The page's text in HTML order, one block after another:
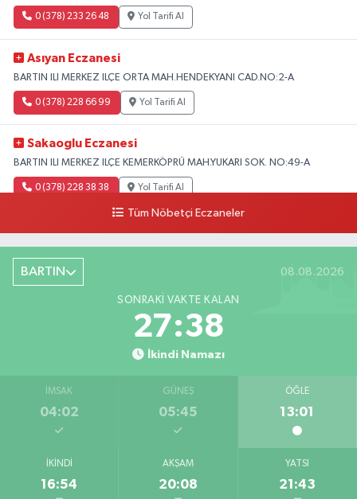
0 (378) 233 26 48 Yol Tarifi Al
Asıyan Eczanesi
BARTIN ILI MERKEZ ILÇE ORTA MAH.HENDEKYANI CAD.NO:2-A
0 (378) 228 66 99 Yol Tarifi Al
Sakaoglu Eczanesi
BARTIN ILI MERKEZ ILÇE KEMERKÖPRÜ MAH.YUKARI SOK. NO:49-A
0 (378) 228 38 38 Yol Tarifi Al
Tüm Nöbetçi Eczaneler
BARTIN 08.08.2026
SONRAKI VAKTE KALAN
27:37
İkindi Namazı
İMSAK
04:02
GÜNEŞ
05:45
ÖĞLE
13:01
İKINDI
16:54
AKŞAM
20:08
YATSI
21:43